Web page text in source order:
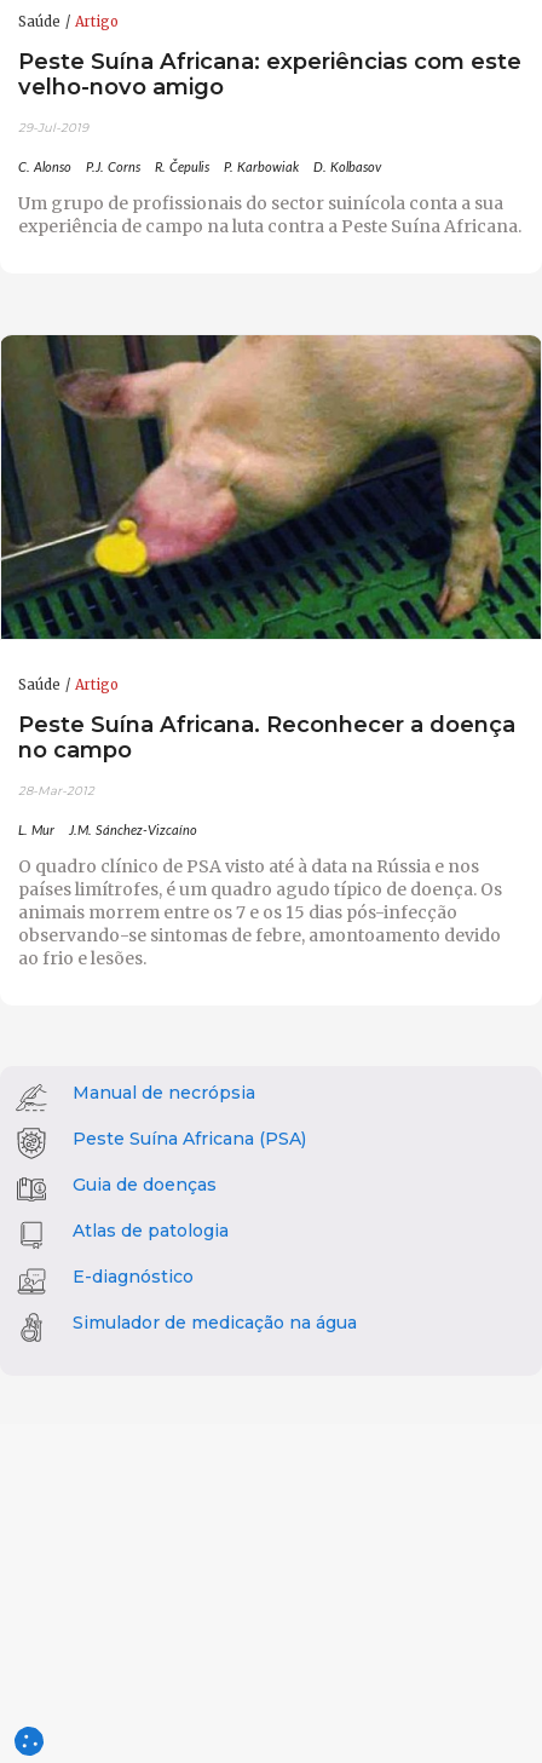
Saúde Artigo
Peste Suína Africana: experiências com este
velho-novo amigo
29-Jul-2019
C. Alonso P.J. Corns R. Čepulis P. Karbowiak D. Kolbasov
Um grupo de profissionais do sector suinícola conta a sua
experiência de campo na luta contra a Peste Suína Africana.
Saúde Artigo
Peste Suína Africana. Reconhecer a doença
no campo
28-Mar-2012
L. Mur J.M. Sánchez-Vizcaíno
O quadro clínico de PSA visto até à data na Rússia e nos
países limítrofes, é um quadro agudo típico de doença. Os
animais morrem entre os 7 e os 15 dias pós-infecção
observando-se sintomas de febre, amontoamento devido
ao frio e lesões.
Manual de necrópsia
Peste Suína Africana (PSA)
Guia de doenças
Atlas de patologia
E-diagnóstico
Simulador de medicação na água